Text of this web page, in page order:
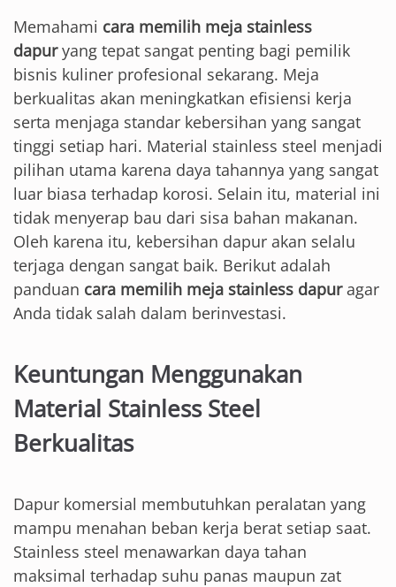
Memahami cara memilih meja stainless
dapuryang tepat sangat penting bagi pemilik
bisnis kuliner profesional sekarang. Meja
berkualitas akan meningkatkan efisiensi kerja
serta menjaga standar kebersihan yang sangat
tinggi setiap hari. Material stainless steel menjadi
pilihan utama karena daya tahannya yang sangat
luar biasa terhadap korosi. Selain itu, material ini
tidak menyerap bau dari sisa bahan makanan.
Oleh karena itu, kebersihan dapur akan selalu
terjaga dengan sangat baik. Berikut adalah
panduan cara memilih meja stainless dapuragar
Anda tidak salah dalam berinvestasi.
Keuntungan Menggunakan
Material Stainless Steel
Berkualitas
Dapur komersial membutuhkan peralatan yang
mampu menahan beban kerja berat setiap saat.
Stainless steel menawarkan daya tahan
maksimal terhadap suhu panas maupun zat